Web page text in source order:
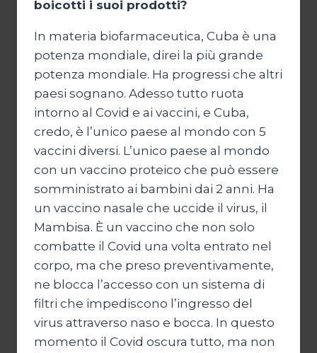
boicotti i suoi prodotti?
In materia biofarmaceutica, Cuba è una
potenza mondiale, direi la più grande
potenza mondiale. Ha progressi che altri
paesi sognano. Adesso tutto ruota
intorno al Covid e ai vaccini, e Cuba,
credo, è l’unico paese al mondo con 5
vaccini diversi. L’unico paese al mondo
con un vaccino proteico che può essere
somministrato ai bambini dai 2 anni. Ha
un vaccino nasale che uccide il virus, il
Mambisa. È un vaccino che non solo
combatte il Covid una volta entrato nel
corpo, ma che preso preventivamente,
ne blocca l’accesso con un sistema di
filtri che impediscono l’ingresso del
virus attraverso naso e bocca. In questo
momento il Covid oscura tutto, ma non